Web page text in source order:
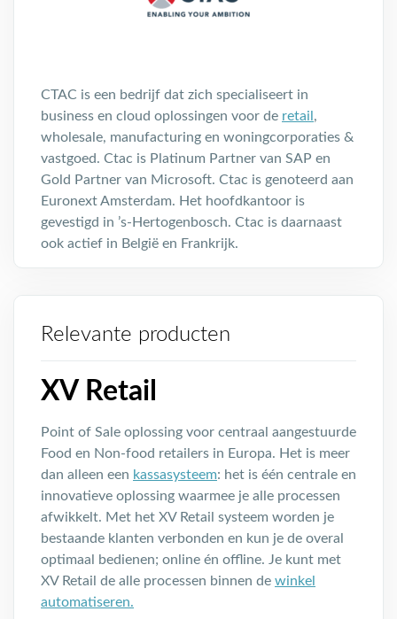
CTAC is een bedrijf dat zich specialiseert in
business en cloud oplossingen voor de retail ,
wholesale, manufacturing en woningcorporaties &
vastgoed. Ctac is Platinum Partner van SAP en
Gold Partner van Microsoft. Ctac is genoteerd aan
Euronext Amsterdam. Het hoofdkantoor is
gevestigd in ’s-Hertogenbosch. Ctac is daarnaast
ook actief in België en Frankrijk.
Relevante producten
XV Retail
Point of Sale oplossing voor centraal aangestuurde
Food en Non-food retailers in Europa. Het is meer
dan alleen een kassasysteem: het is één centrale en
innovatieve oplossing waarmee je alle processen
afwikkelt. Met het XV Retail systeem worden je
bestaande klanten verbonden en kun je de overal
optimaal bedienen; online én offline. Je kunt met
XV Retail de alle processen binnen de winkel
automatiseren.